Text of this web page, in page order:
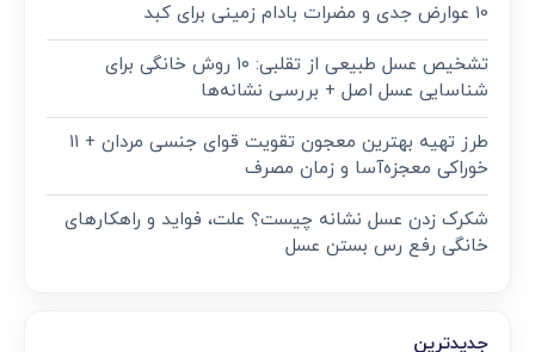
10 عوارض جدی و مضرات بادام زمینی برای کبد
تشخیص عسل طبیعی از تقلبی: ۱۰ روش خانگی برای
شناسایی عسل اصل + بررسی نشانه‌ها
طرز تهیه بهترین معجون تقویت قوای جنسی مردان + ۱۱
خوراکی معجزه‌آسا و زمان مصرف
شکرک زدن عسل نشانه چیست؟ علت، فواید و راهکارهای
خانگی رفع رس بستن عسل
جدیدترین